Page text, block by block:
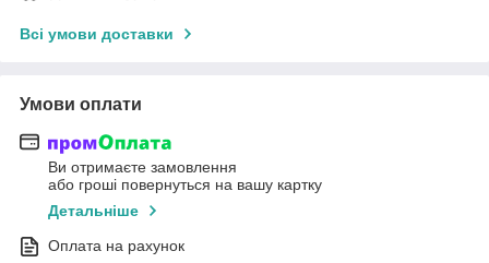
Всі умови доставки
Умови оплати
Ви отримаєте замовлення
або гроші повернуться на вашу картку
Детальніше
Оплата на рахунок